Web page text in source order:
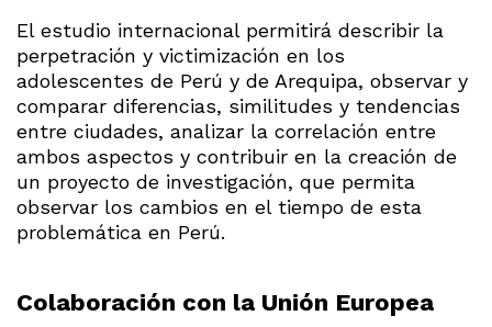
El estudio internacional permitirá describir la
perpetración y victimización en los
adolescentes de Perú y de Arequipa, observar y
comparar diferencias, similitudes y tendencias
entre ciudades, analizar la correlación entre
ambos aspectos y contribuir en la creación de
un proyecto de investigación, que permita
observar los cambios en el tiempo de esta
problemática en Perú.
Colaboración con la Unión Europea